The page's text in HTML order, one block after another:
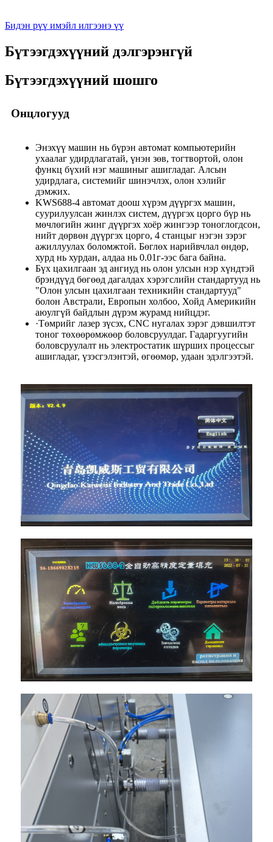
Бидэн рүү имэйл илгээнэ үү
Бүтээгдэхүүний дэлгэрэнгүй
Бүтээгдэхүүний шошго
Онцлогууд
Энэхүү машин нь бүрэн автомат компьютерийн
ухаалаг удирдлагатай, үнэн зөв, тогтвортой, олон
функц бүхий нэг машиныг ашигладаг. Алсын
удирдлага, системийг шинэчлэх, олон хэлийг
дэмжих.
KWS688-4 автомат доош хүрэм дүүргэх машин,
суурилуулсан жинлэх систем, дүүргэх цорго бүр нь
мөчлөгийн жинг дүүргэх хоёр жингээр тоноглогдсон,
нийт дөрвөн дүүргэх цорго, 4 станцыг нэгэн зэрэг
ажиллуулах боломжтой. Бөглөх нарийвчлал өндөр,
хурд нь хурдан, алдаа нь 0.01г-ээс бага байна.
Бүх цахилгаан эд ангиуд нь олон улсын нэр хүндтэй
брэндүүд бөгөөд дагалдах хэрэгслийн стандартууд нь
"Олон улсын цахилгаан техникийн стандартууд"
болон Австрали, Европын холбоо, Хойд Америкийн
аюулгүй байдлын дүрэм журамд нийцдэг.
·Төмрийг лазер зүсэх, CNC нугалах зэрэг дэвшилтэт
тоног төхөөрөмжөөр боловсруулдаг. Гадаргуугийн
боловсруулалт нь электростатик шүрших процессыг
ашигладаг, үзэсгэлэнтэй, өгөөмөр, удаан эдэлгээтэй.